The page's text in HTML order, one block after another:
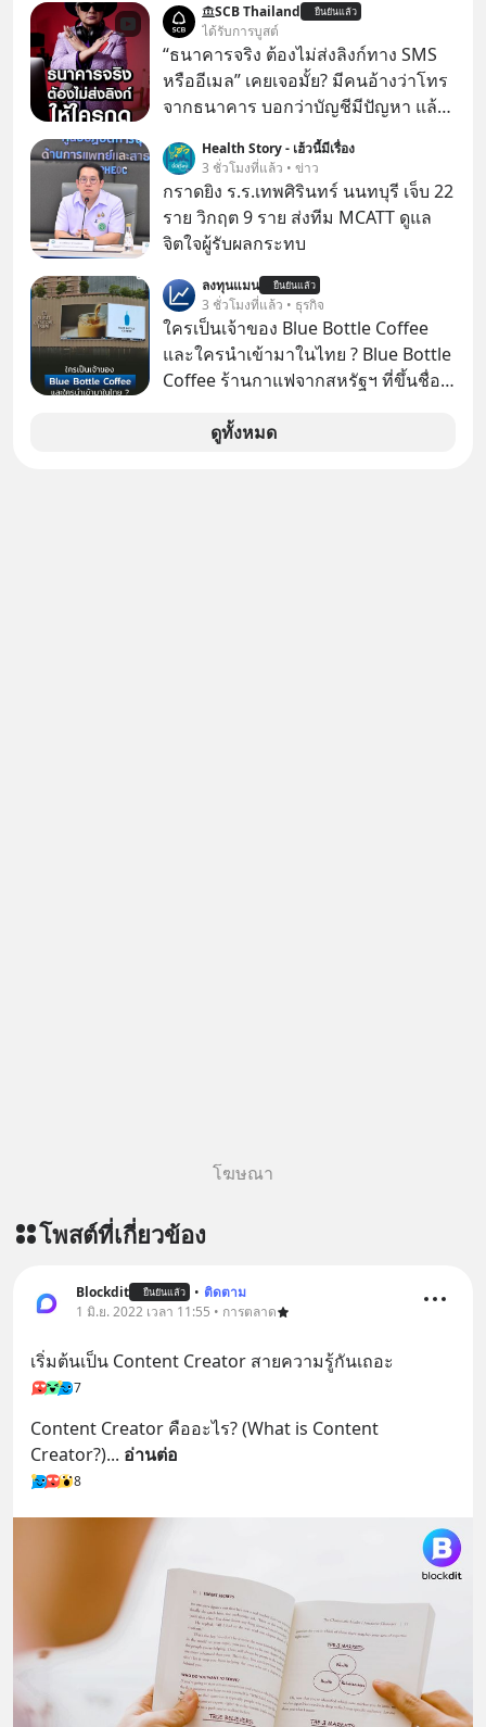
SCB Thailand ยืนยันแล้ว
ได้รับการบูสต์
“ธนาคารจริง ต้องไม่ส่งลิงก์ทาง SMS
หรืออีเมล” เคยเจอมั้ย? มีคนอ้างว่าโทร
จากธนาคาร บอกว่าบัญชีมีปัญหา แล้ว
ทันที มาฟัง “ป้าเก๋าเล่ากลโกง” เพื่อรู้ทัน
มุกหลอกลวงในคราบความน่าเชื่อถือ
กันค่ะ #แก้เกมกลโกง #ป้าเก๋าเล่ากล
โกง #LivesSustainably #อยู่อย่าง
ยั่งยืน #CyberSecurity #ป้าเก๋า
#FraudEducation #FinancialLiteracy
#DigitalBankWithHumanTouch
Health Story - เฮ้วนี้มีเรื่อง
3 ชั่วโมงที่แล้ว • ข่าว
กราดยิง ร.ร.เทพศิรินทร์ นนทบุรี เจ็บ 22
ราย วิกฤต 9 ราย ส่งทีม MCATT ดูแล
จิตใจผู้รับผลกระทบ
ลงทุนแมน ยืนยันแล้ว
3 ชั่วโมงที่แล้ว • ธุรกิจ
ใครเป็นเจ้าของ Blue Bottle Coffee
และใครนำเข้ามาในไทย ? Blue Bottle
Coffee ร้านกาแฟจากสหรัฐฯ ที่ขึ้นชื่อ
แรกในประเทศไทย ที่ Central Park
ดูทั้งหมด
โฆษณา
โพสต์ที่เกี่ยวข้อง
Blockdit ยืนยันแล้ว • ติดตาม
1 มิ.ย. 2022 เวลา 11:55 • การตลาด
เริ่มต้นเป็น Content Creator สายความรู้กันเถอะ
7
Content Creator คืออะไร? (What is Content
Creator?)... อ่านต่อ
8